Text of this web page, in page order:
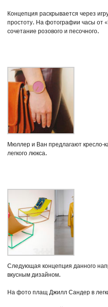
Концепция раскрывается через
простоту. На фотографии часы от
сочетание розового и песочного.
Мюллер и Ван предлагают кресло-
легкого люкса.
Следующая концепция данного
вкусным дизайном.
На фото плащ Джилл Сандер в